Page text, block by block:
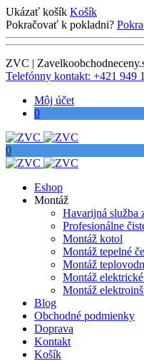
Ukázať košík Košík
Pokračovať k pokladni?
ZVC |
Telefónny kontakt: +421 949
Môj účet
0
0
Eshop
Montáž
Havarijná služba
Profesionálne
Montáž kotol
Montáž tepelné
Montáž
Montáž
Montáž
Blog
Obchodné podmienky
Doprava
Kontakt
Košík